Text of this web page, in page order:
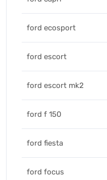
ford ecosport
ford escort
ford escort mk2
ford f 150
ford fiesta
ford focus